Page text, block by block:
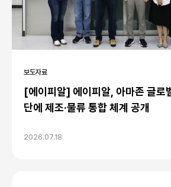
보도자료
[에이피알] 에이피알, 아마존 글로
단에 제조·물류 통합 체계 공개
2026.07.18